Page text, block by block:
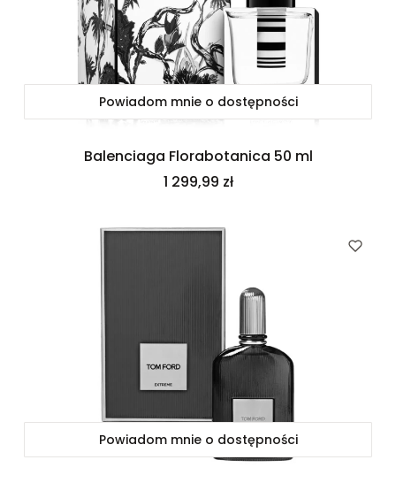
Powiadom mnie o dostępności
Balenciaga Florabotanica 50 ml
Cena
1 299,99 zł
Powiadom mnie o dostępności